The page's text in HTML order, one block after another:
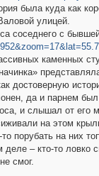
была куда как
улицей.
соседнего с
каменных
достоверную
да и парнем
и слышал от его
на этом
порубать на них
– кто-то ловко
смог.